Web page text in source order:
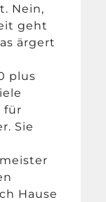
Nein,
geht
ärgert
plus
für
Sie
Hause